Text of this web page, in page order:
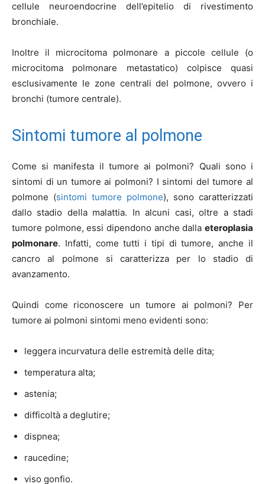
cellule neuroendocrine dell’epitelio di rivestimento
bronchiale.
Inoltre il microcitoma polmonare a piccole cellule (o
microcitoma polmonare metastatico) colpisce quasi
esclusivamente le zone centrali del polmone, ovvero i
bronchi (tumore centrale).
Sintomi tumore al polmone
Come si manifesta il tumore ai polmoni? Quali sono i
sintomi di un tumore ai polmoni? I sintomi del tumore al
polmone (sintomi tumore polmone), sono caratterizzati
dallo stadio della malattia. In alcuni casi, oltre a stadi
tumore polmone, essi dipendono anche dalla eteroplasia
polmonare. Infatti, come tutti i tipi di tumore, anche il
cancro al polmone si caratterizza per lo stadio di
avanzamento.
Quindi come riconoscere un tumore ai polmoni? Per
tumore ai polmoni sintomi meno evidenti sono:
leggera incurvatura delle estremità delle dita;
temperatura alta;
astenia;
difficoltà a deglutire;
dispnea;
raucedine;
viso gonfio.